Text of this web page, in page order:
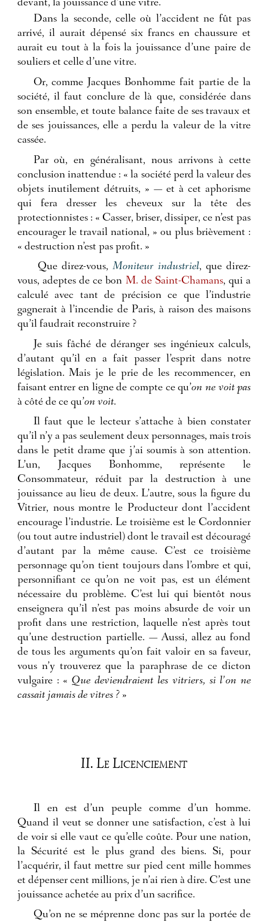
devant, la jouissance d’une vitre.
Dans la seconde, celle où l’accident ne fût pas
arrivé, il aurait dépensé six francs en chaussure et
aurait eu tout à la fois la jouissance d’une paire de
souliers et celle d’une vitre.
Or, comme Jacques Bonhomme fait partie de la
société, il faut conclure de là que, considérée dans
son ensemble, et toute balance faite de ses travaux et
de ses jouissances, elle a perdu la valeur de la vitre
cassée.
Par où, en généralisant, nous arrivons à cette
conclusion inattendue : « la société perd la valeur des
objets inutilement détruits, » — et à cet aphorisme
qui fera dresser les cheveux sur la tête des
protectionnistes : « Casser, briser, dissiper, ce n’est pas
encourager le travail national, » ou plus brièvement :
« destruction n’est pas profit. »
Que direz-vous, Moniteur industriel, que direz-
vous, adeptes de ce bon M. de Saint-Chamans, qui a
calculé avec tant de précision ce que l’industrie
gagnerait à l’incendie de Paris, à raison des maisons
qu’il faudrait reconstruire ?
Je suis fâché de déranger ses ingénieux calculs,
d’autant qu’il en a fait passer l’esprit dans notre
législation. Mais je le prie de les recommencer, en
faisant entrer en ligne de compte ce qu’on ne voit pas
à côté de ce qu’on voit.
Il faut que le lecteur s’attache à bien constater
qu’il n’y a pas seulement deux personnages, mais trois
dans le petit drame que j’ai soumis à son attention.
L’un, Jacques Bonhomme, représente le
Consommateur, réduit par la destruction à une
jouissance au lieu de deux. L’autre, sous la figure du
Vitrier, nous montre le Producteur dont l’accident
encourage l’industrie. Le troisième est le Cordonnier
(ou tout autre industriel) dont le travail est découragé
d’autant par la même cause. C’est ce troisième
personnage qu’on tient toujours dans l’ombre et qui,
personnifiant ce qu’on ne voit pas, est un élément
nécessaire du problème. C’est lui qui bientôt nous
enseignera qu’il n’est pas moins absurde de voir un
profit dans une restriction, laquelle n’est après tout
qu’une destruction partielle. — Aussi, allez au fond
de tous les arguments qu’on fait valoir en sa faveur,
vous n’y trouverez que la paraphrase de ce dicton
vulgaire : «Que deviendraient les vitriers, si l’on ne
cassait jamais de vitres ?»
II. Le Licenciement
Il en est d’un peuple comme d’un homme.
Quand il veut se donner une satisfaction, c’est à lui
de voir si elle vaut ce qu’elle coûte. Pour une nation,
la Sécurité est le plus grand des biens. Si, pour
l’acquérir, il faut mettre sur pied cent mille hommes
et dépenser cent millions, je n’ai rien à dire. C’est une
jouissance achetée au prix d’un sacrifice.
Qu’on ne se méprenne donc pas sur la portée de